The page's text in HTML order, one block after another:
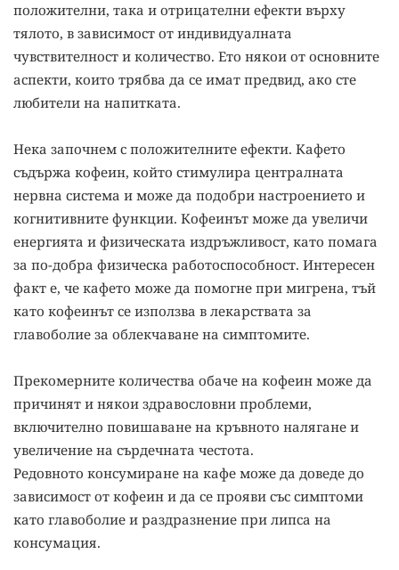
положителни, така и отрицателни ефекти върху
тялото, в зависимост от индивидуалната
чувствителност и количество. Ето някои от основните
аспекти, които трябва да се имат предвид, ако сте
любители на напитката.
Нека започнем с положителните ефекти. Кафето
съдържа кофеин, който стимулира централната
нервна система и може да подобри настроението и
когнитивните функции. Кофеинът може да увеличи
енергията и физическата издръжливост, като помага
за по-добра физическа работоспособност. Интересен
факт е, че кафето може да помогне при мигрена, тъй
като кофеинът се използва в лекарствата за
главоболие за облекчаване на симптомите.
Прекомерните количества обаче на кофеин може да
причинят и някои здравословни проблеми,
включително повишаване на кръвното налягане и
увеличение на сърдечната честота.
Редовното консумиране на кафе може да доведе до
зависимост от кофеин и да се прояви със симптоми
като главоболие и раздразнение при липса на
консумация.